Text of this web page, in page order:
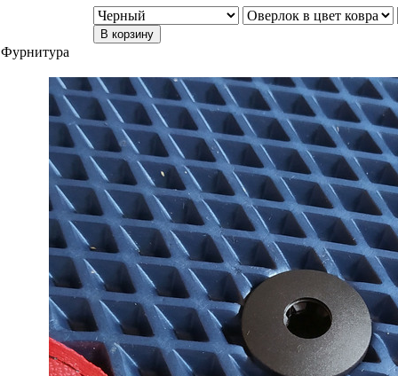
В корзину
Фурнитура